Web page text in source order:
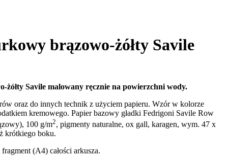
brązowo-żółty Savile
Savile malowany ręcznie na powierzchni wody.
oraz do innych technik z użyciem papieru. Wzór w kolorze
kremowego. Papier bazowy gładki Fedrigoni Savile Row
100 g/m2, pigmenty naturalne, ox gall, karagen, wym. 47 x
krótkiego boku.
(A4) całości arkusza.